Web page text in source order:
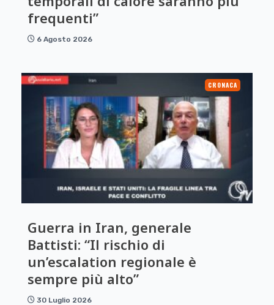
frequenti”
6 Agosto 2026
CRONACA
Guerra in Iran, generale
Battisti: “Il rischio di
un’escalation regionale è
sempre più alto”
30 Luglio 2026